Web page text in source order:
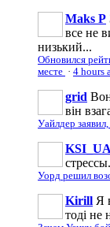
Maks P
все не
низький...
Обновился
месте · 4 hours
grid
він
Уайлдер
KSI_UA
Уорд решил
Kirill Я
тоді не